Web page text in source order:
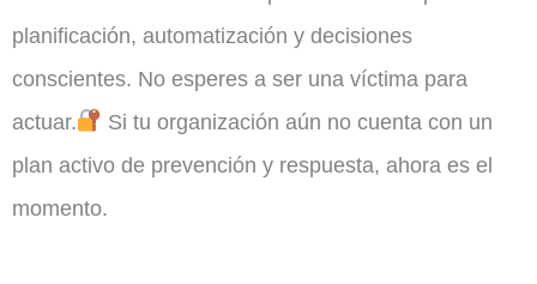
planificación, automatización y decisiones
conscientes. No esperes a ser una víctima para
actuar.
Si tu organización aún no cuenta con un
plan activo de prevención y respuesta, ahora es el
momento.